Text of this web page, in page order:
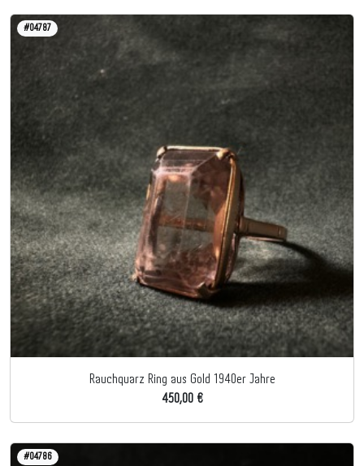
#04787
Rauchquarz Ring aus Gold 1940er Jahre
450,00 €
#04786